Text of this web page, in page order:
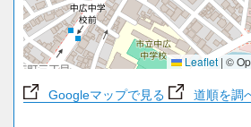
Leaflet | ©
Googleマップで見る 道順を調